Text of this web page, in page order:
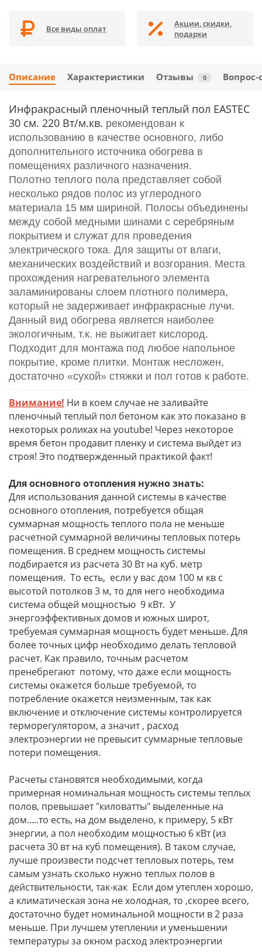
Все виды оплат
Акции, скидки,
подарки
Описание Характеристики Отзывы 0 Вопрос-
Инфракрасный пленочный теплый пол EASTEC
30 см. 220 Вт/м.кв. рекомендован к
использованию в качестве основного, либо
дополнительного источника обогрева в
помещениях различного назначения.
Полотно теплого пола представляет собой
несколько рядов полос из углеродного
материала 15 мм шириной. Полосы объединены
между собой медными шинами с серебряным
покрытием и служат для проведения
электрического тока. Для защиты от влаги,
механических воздействий и возгорания. Места
прохождения нагревательного элемента
заламинированы слоем плотного полимера,
который не задерживает инфракрасные лучи.
Данный вид обогрева является наиболее
экологичным, т.к. не выжигает кислород.
Подходит для монтажа под любое напольное
покрытие, кроме плитки. Монтаж несложен,
достаточно «сухой» стяжки и пол готов к работе.
Внимание! Ни в коем случае не заливайте
пленочный теплый пол бетоном как это показано в
некоторых роликах на youtube! Через некоторое
время бетон продавит пленку и система выйдет из
строя! Это подтвержденный практикой факт!
Для основного отопления нужно знать:
Для использования данной системы в качестве
основного отопления, потребуется общая
суммарная мощность теплого пола не меньше
расчетной суммарной величины тепловых потерь
помещения. В среднем мощность системы
подбирается из расчета 30 Вт на куб. метр
помещения. То есть, если у вас дом 100 м кв с
высотой потолков 3 м, то для него необходима
система общей мощностью 9 кВт. У
энергоэффективных домов и южных широт,
требуемая суммарная мощность будет меньше. Для
более точных цифр необходимо делать тепловой
расчет. Как правило, точным расчетом
пренебрегают потому, что даже если мощность
системы окажется больше требуемой, то
потребление окажется неизменным, так как
включение и отключение системы контролируется
терморегулятором, а значит , расход
электроэнергии не превысит суммарные тепловые
потери помещения.
Расчеты становятся необходимыми, когда
примерная номинальная мощность системы теплых
полов, превышает "киловатты" выделенные на
дом.....то есть, на дом выделено, к примеру, 5 кВт
энергии, а пол необходим мощностью 6 кВт (из
расчета 30 вт на куб помещения). В таком случае,
лучше произвести подсчет тепловых потерь, тем
самым узнать сколько нужно теплых полов в
действительности, так-как Если дом утеплен хорошо,
а климатическая зона не холодная, то ,скорее всего,
достаточно будет номинальной мощности в 2 раза
меньше. При лучшем утеплении и уменьшении
температуры за окном расход электроэнергии